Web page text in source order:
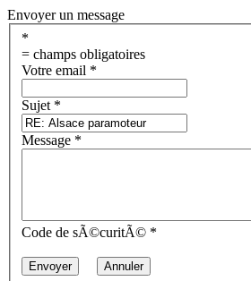
Envoyer un message
*
= champs obligatoires
Votre email *
Sujet *
Message *
Code de sÃ©curitÃ© *